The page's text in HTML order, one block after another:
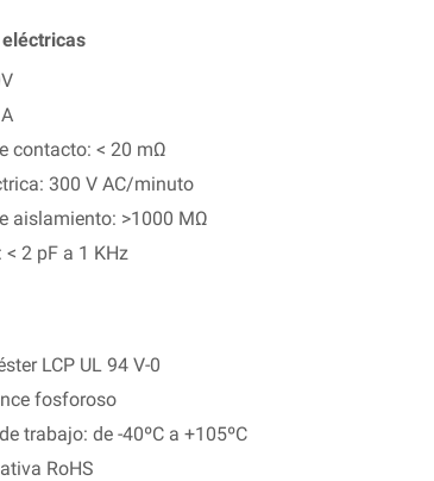
contacto: < 20 mΩ
300 V AC/minuto
aislamiento: >1000 MΩ
2 pF a 1 KHz
LCP UL 94 V-0
fosforoso
trabajo: de -40ºC a +105ºC
RoHS